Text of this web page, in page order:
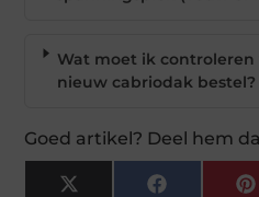
Wat moet ik
nieuw cabriodak bestel?
Goed artikel? Deel hem
X Facebook